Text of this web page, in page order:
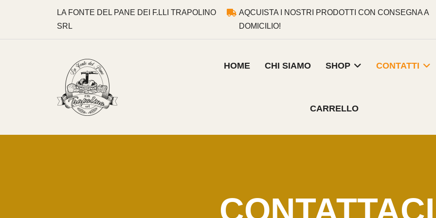
LA FONTE DEL PANE DEI F.LLI TRAPOLINO
SRL
AQCUISTA I NOSTRI PRODOTTI CON CONSEGNA A
DOMICILIO!
HOME CHI SIAMO SHOP CONTATTI
CARRELLO
CONTATTACI